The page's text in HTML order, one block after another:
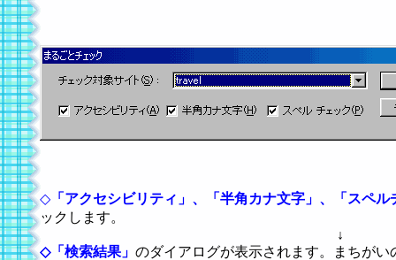
◇ 「アクセシビリティ」、「半角カナ文字」、「スペル
ックします。
↓
◇「検索結果」 のダイアログが表示されます。まちが